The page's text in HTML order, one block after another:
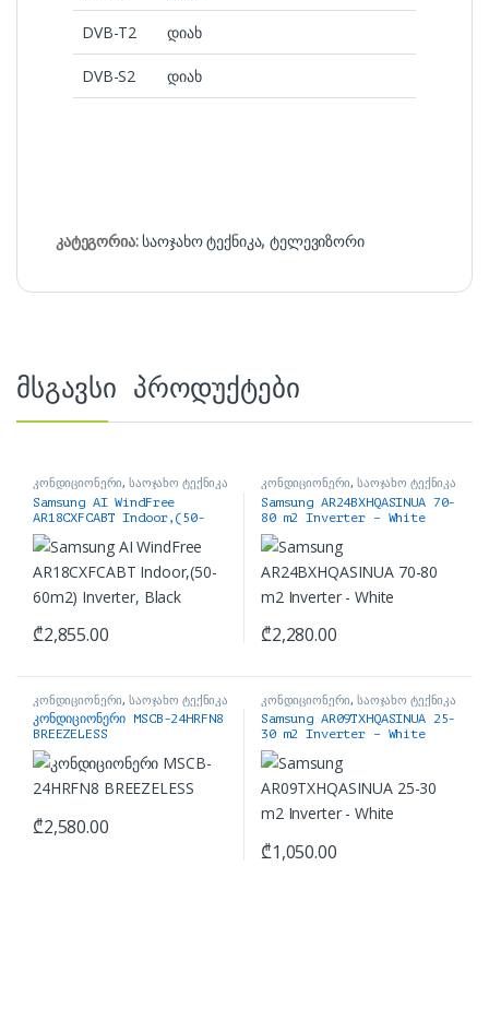
DVB-T2 დიახ
DVB-S2 დიახ
კატეგორია: საოჯახო ტექნიკა,ტელევიზორი
მსგავსი პროდუქტები
კონდიციონერი,საოჯახო ტექნიკა
Samsung AI WindFree
AR18CXFCABT Indoor,(50-
60m2) Inverter, Black
₾2,855.00
კონდიციონერი,საოჯახო ტექნიკა
Samsung AR24BXHQASINUA 70-
80 m2 Inverter – White
₾2,280.00
კონდიციონერი,საოჯახო ტექნიკა
კონდიციონერი MSCB-24HRFN8
BREEZELESS
₾2,580.00
კონდიციონერი,საოჯახო ტექნიკა
Samsung AR09TXHQASINUA 25-
30 m2 Inverter – White
₾1,050.00